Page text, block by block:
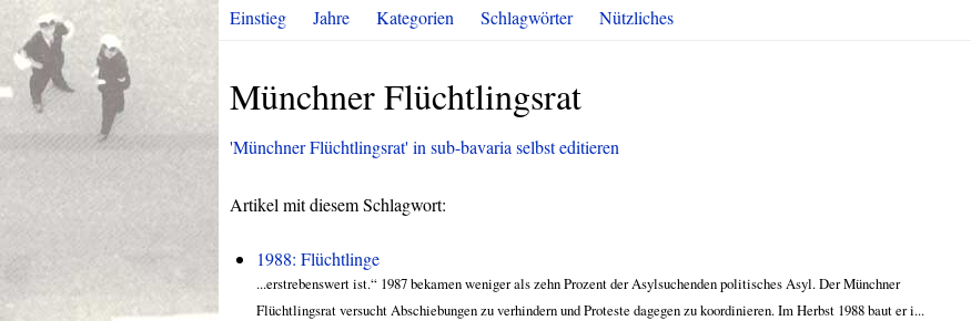
Einstieg Jahre Kategorien Schlagwörter Nützliches
Münchner Flüchtlingsrat
'Münchner Flüchtlingsrat' in sub-bavaria selbst editieren
Artikel mit diesem Schlagwort:
1988: Flüchtlinge
...erstrebenswert ist.“ 1987 bekamen weniger als zehn Prozent der Asylsuchenden politisches Asyl. Der Münchner
Flüchtlingsrat versucht Abschiebungen zu verhindern und Proteste dagegen zu koordinieren. Im Herbst 1988 baut er i...